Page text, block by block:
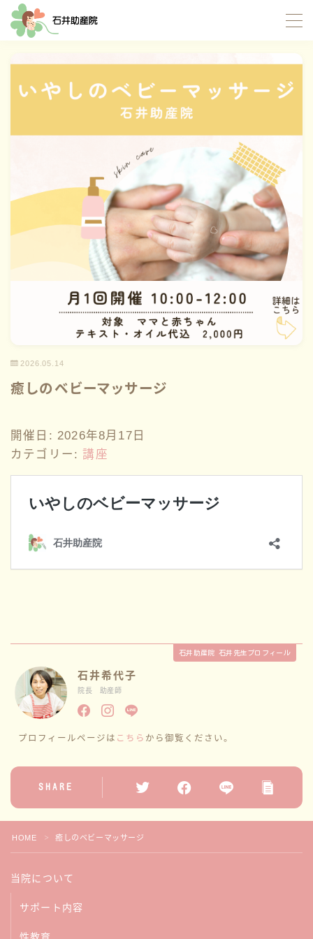
TOP
当院について
お産サポート
母乳サポート
イトオテルミー療法
産褥入院サポート
お母さんたちの応援団
ブログ一覧
お問い合わせ
2026.05.14
癒しのベビーマッサージ
開催日: 2026年8月17日
カテゴリー:講座
石井助産院 石井先生プロフィール
石井希代子
院長 助産師
プロフィールページは こちら から御覧ください。
SHARE
HOME ＞ 癒しのベビーマッサージ
当院について
サポート内容